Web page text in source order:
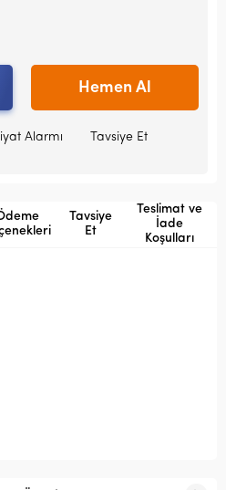
Hemen Al
Alarmı Tavsiye Et
Tavsiye
Et
Teslimat ve
İade
Koşulları